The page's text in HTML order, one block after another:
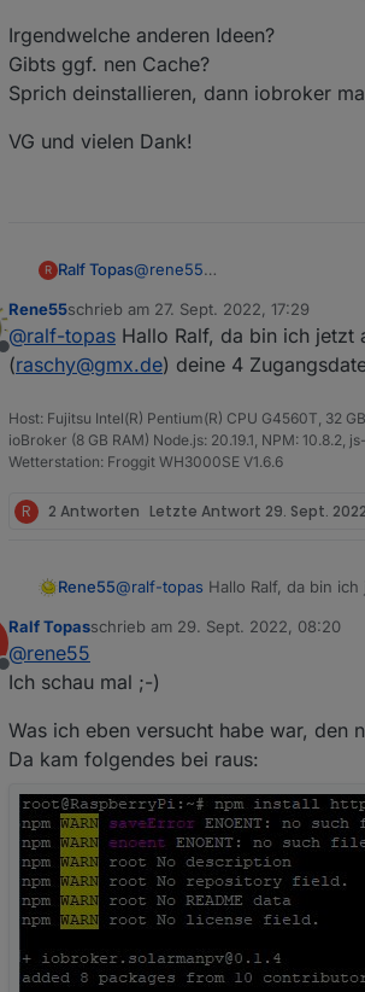
Irgendwelche anderen Ideen?
Gibts ggf. nen Cache?
Sprich deinstallieren, dann iobroker
VG und vielen Dank!
R Ralf Topas@rene55
Zu deinen fragen:
1.) Nein. Die anderen Ordner
2.) Daten werden erfolgreich
Irgendwelche anderen Ideen?
Gibts ggf. nen Cache?
Sprich deinstallieren, dann
VG und vielen Dank!
Offline
Rene55schrieb am 27. Sept. 2022, 17:29
zuletzt editiert von
@ralf-topas Hallo Ralf, da bin ich jetzt
(raschy@gmx.de) deine 4
Host: Fujitsu Intel(R) Pentium(R) CPU G4560T, 32
ioBroker (8 GB RAM) Node.js: 20.19.1, NPM: 10.8.2,
Wetterstation: Froggit WH3000SE V1.6.6
R 2 Antworten Letzte Antwort 29. Sept.
Rene55@ralf-topas Hallo Ralf, da bin
Offline
Ralf Topasschrieb am 29. Sept. 2022, 08:20
zuletzt editiert von
@rene55
Ich schau mal ;-)
Was ich eben versucht habe war, den
Da kam folgendes bei raus: